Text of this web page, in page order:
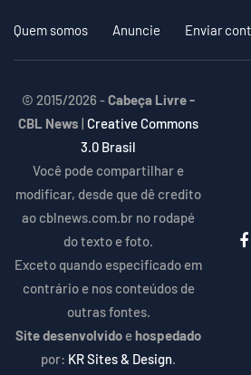
Quem somos Anuncie Enviar
© 2015/2026 -Cabeça Livre -
CBL News | Creative Commons
3.0 Brasil
Você pode compartilhar e
modificar, desde que dê credito
ao cblnews.com.br no rodapé
do texto e foto.
Exceto quando especificado em
contrário e nos conteúdos de
outras fontes.
Site desenvolvido ehospedado
por: KR Sites & Design.